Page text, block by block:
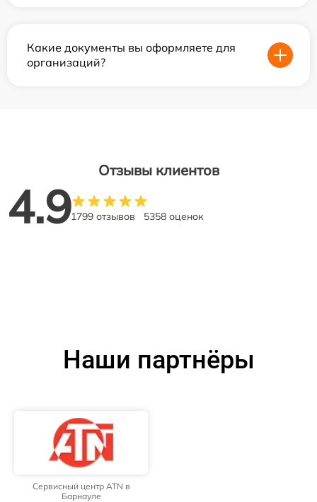
Какие документы вы оформляете для
организаций?
Отзывы клиентов
4.91799 отзывов 5358 оценок
Наши партнёры
Сервисный центр ATN в
Барнауле